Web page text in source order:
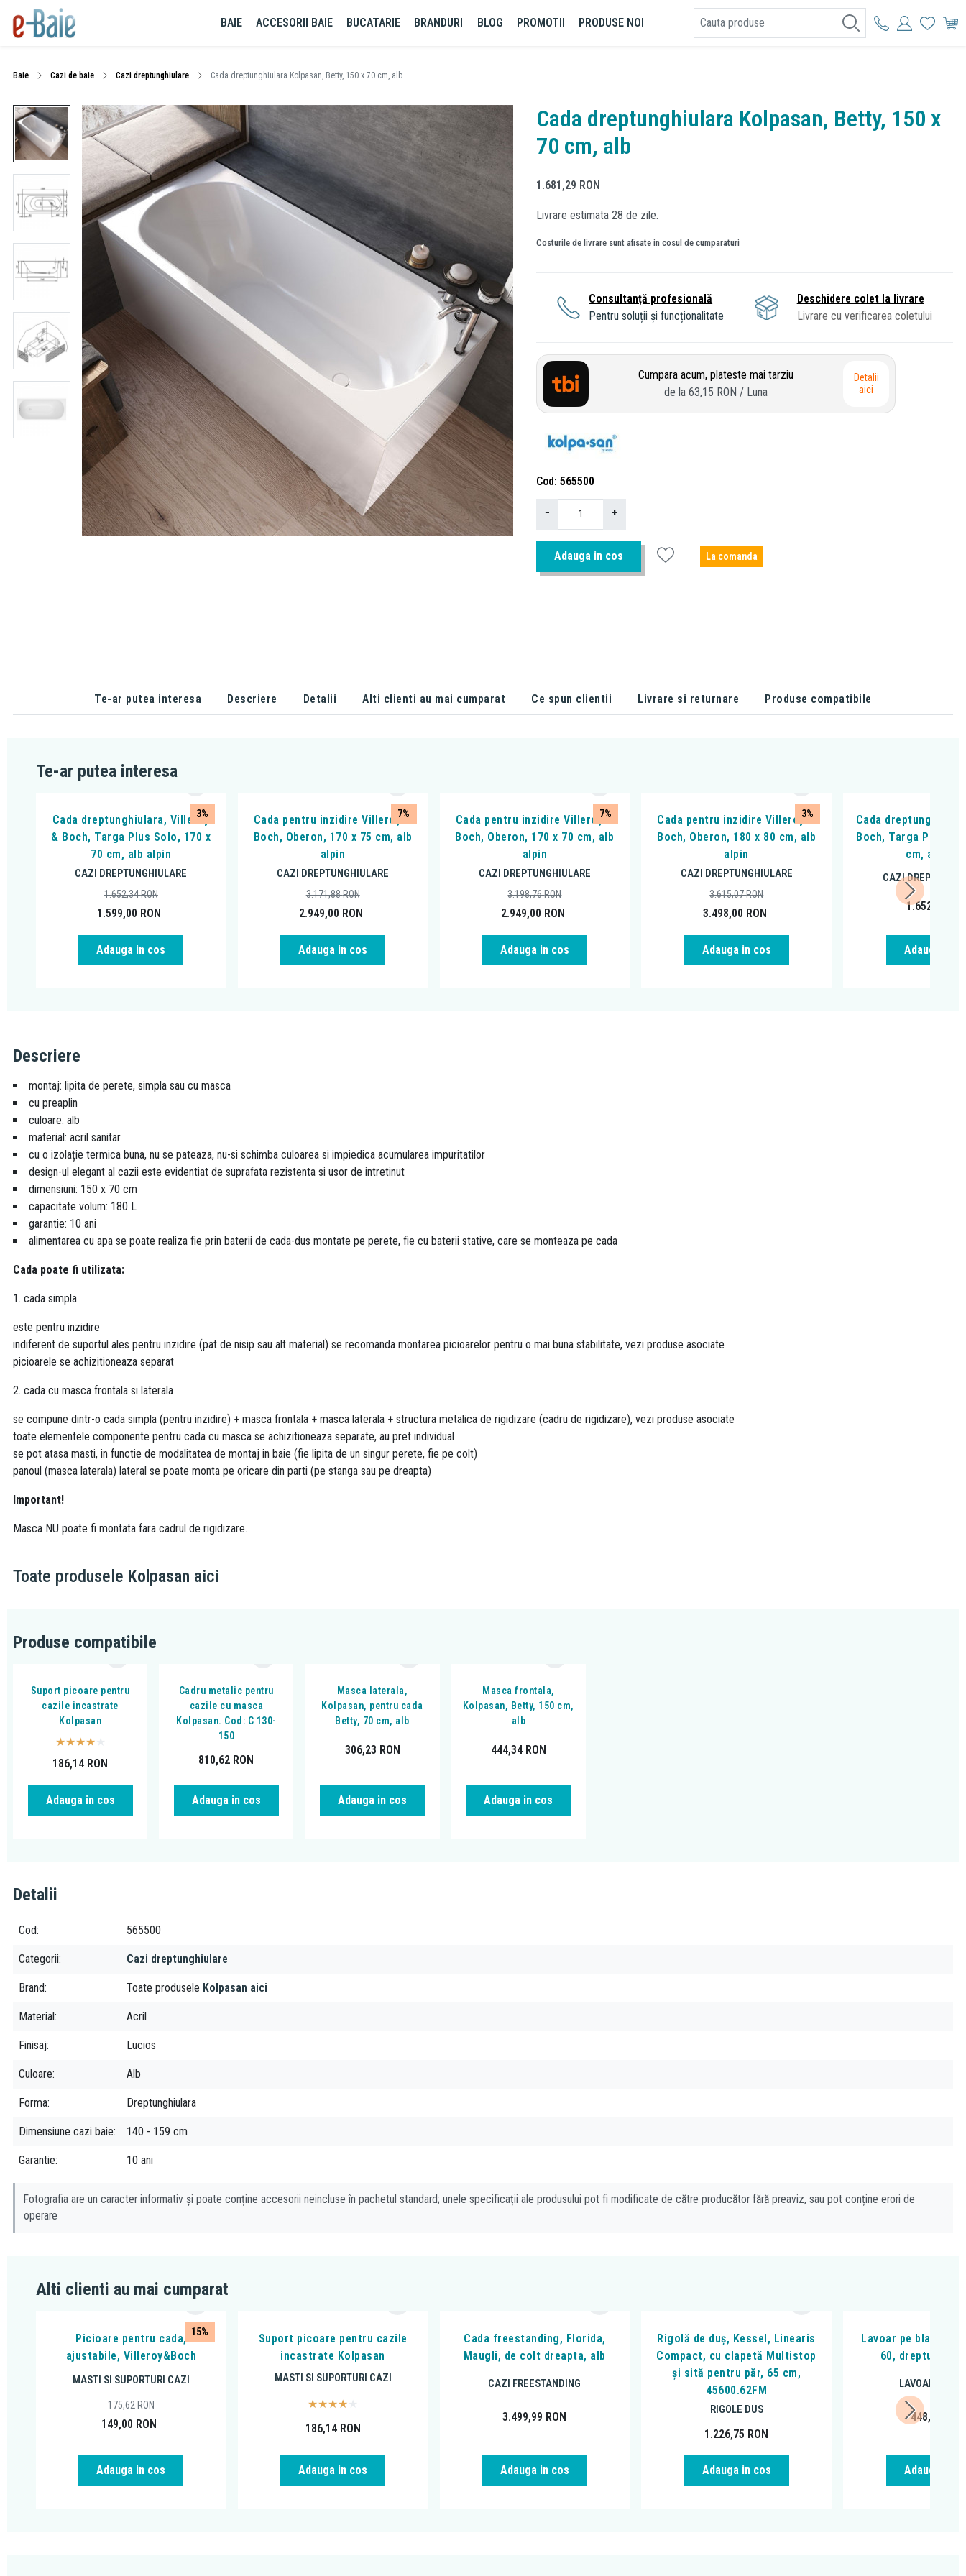
BAIE ACCESORII BAIE BUCATARIE BRANDURI BLOG PROMOTII PRODUSE NOI
Baie Cazi de baie Cazi dreptunghiulare Cada dreptunghiulara Kolpasan, Betty, 150 x 70 cm, alb
Cada dreptunghiulara Kolpasan, Betty, 150 x
70 cm, alb
1.681,29 RON
Livrare estimata 28 de zile.
Costurile de livrare sunt afisate in cosul de cumparaturi
Consultanță profesională
Pentru soluții și funcționalitate
Deschidere colet la livrare
Livrare cu verificarea coletului
Cumpara acum, plateste mai tarziu
de la 63,15 RON / Luna
Detalii
aici
Cod 565500
− +
Adauga in cos La comanda
Te-ar putea interesa Descriere Detalii Alti clienti au mai cumparat Ce spun clientii Livrare si returnare Produse compatibile
Te-ar putea interesa
3%
Cada dreptunghiulara, Villeroy
& Boch, Targa Plus Solo, 170 x
70 cm, alb alpin
CAZI DREPTUNGHIULARE
1.599,00 RON
1.652,34RON
Adauga in cos
7%
Cada pentru inzidire Villeroy &
Boch, Oberon, 170 x 75 cm, alb
alpin
CAZI DREPTUNGHIULARE
2.949,00 RON
3.171,88RON
Adauga in cos
7%
Cada pentru inzidire Villeroy &
Boch, Oberon, 170 x 70 cm, alb
alpin
CAZI DREPTUNGHIULARE
2.949,00 RON
3.198,76RON
Adauga in cos
3%
Cada pentru inzidire Villeroy &
Boch, Oberon, 180 x 80 cm, alb
alpin
CAZI DREPTUNGHIULARE
3.498,00 RON
3.615,07RON
Adauga in cos
Cada
Boch, Targa Plus
cm, alb
CAZI
1.652,34
Adauga in
Descriere
montaj: lipita de perete, simpla sau cu masca
cu preaplin
culoare: alb
material: acril sanitar
cu o izolație termica buna, nu se pateaza, nu-si schimba culoarea si impiedica acumularea impuritatilor
design-ul elegant al cazii este evidentiat de suprafata rezistenta si usor de intretinut
dimensiuni: 150 x 70 cm
capacitate volum: 180 L
garantie: 10 ani
alimentarea cu apa se poate realiza fie prin baterii de cada-dus montate pe perete, fie cu baterii stative, care se monteaza pe cada
Cada poate fi utilizata:
1. cada simpla
este pentru inzidire
indiferent de suportul ales pentru inzidire (pat de nisip sau alt material) se recomanda montarea picioarelor pentru o mai buna stabilitate, vezi produse asociate
picioarele se achizitioneaza separat
2. cada cu masca frontala si laterala
se compune dintr-o cada simpla (pentru inzidire) + masca frontala + masca laterala + structura metalica de rigidizare (cadru de rigidizare), vezi produse asociate
toate elementele componente pentru cada cu masca se achizitioneaza separate, au pret individual
se pot atasa masti, in functie de modalitatea de montaj in baie (fie lipita de un singur perete, fie pe colt)
panoul (masca laterala) lateral se poate monta pe oricare din parti (pe stanga sau pe dreapta)
Important!
Masca NU poate fi montata fara cadrul de rigidizare.
Toate produsele Kolpasan aici
Produse compatibile
Suport picoare pentru
cazile incastrate
Kolpasan
186,14 RON
Adauga in cos
Cadru metalic pentru
cazile cu masca
Kolpasan. Cod: C 130-
150
810,62 RON
Adauga in cos
Masca laterala,
Kolpasan, pentru cada
Betty, 70 cm, alb
306,23 RON
Adauga in cos
Masca frontala,
Kolpasan, Betty, 150 cm,
alb
444,34 RON
Adauga in cos
Detalii
Cod 565500
Categorii Cazi dreptunghiulare
Brand Toate produsele Kolpasan aici
Material Acril
Finisaj Lucios
Culoare Alb
Forma Dreptunghiulara
Dimensiune cazi baie 140 - 159 cm
Garantie 10 ani
Fotografia are un caracter informativ și poate conține accesorii neincluse în pachetul standard; unele specificații ale produsului pot fi modificate de către producător fără preaviz, sau pot conține erori de
operare
Alti clienti au mai cumparat
15%
Picioare pentru cada,
ajustabile, Villeroy&Boch
MASTI SI SUPORTURI CAZI
149,00 RON
175,62RON
Adauga in cos
Suport picoare pentru cazile
incastrate Kolpasan
MASTI SI SUPORTURI CAZI
186,14 RON
Adauga in cos
Cada freestanding, Florida,
Maugli, de colt dreapta, alb
CAZI FREESTANDING
3.499,99 RON
Adauga in cos
Rigolă de duș, Kessel, Linearis
Compact, cu clapetă Multistop
și sită pentru păr, 65 cm,
45600.62FM
RIGOLE DUS
1.226,75 RON
Adauga in cos
Lavoar pe blat
60,
LAVOARE PE
448,00
Adauga in